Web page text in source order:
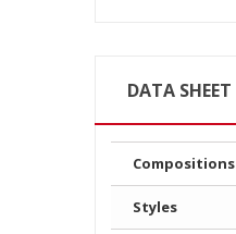
DATA SHEET
Compositions
Styles